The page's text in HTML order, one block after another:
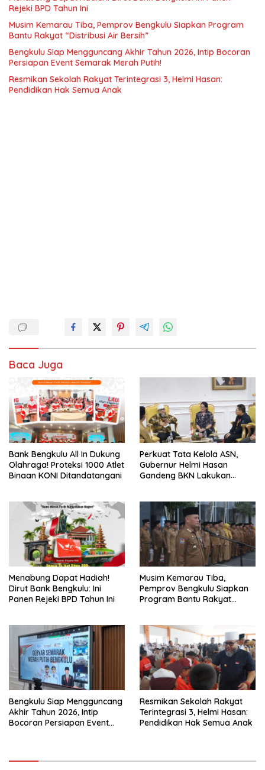
Rejeki BPD Tahun Ini
Musim Kemarau Tiba, Pemprov Bengkulu Siapkan Program
Bantu Rakyat “Distribusi Air Bersih”
Bengkulu Siap Mengguncang Akhir Tahun 2026, Intip Bocoran
Persiapan Event Semarak Merah Putih!
Resmikan Sekolah Rakyat Terintegrasi 3, Helmi Hasan:
Pendidikan Hak Semua Anak
Baca Juga
Bank Bengkulu All In Dukung
Olahraga! Proteksi 1000 Atlet
Binaan KONI Ditandatangani
Perkuat Tata Kelola ASN,
Gubernur Helmi Hasan
Gandeng BKN Lakukan
Menabung Dapat Hadiah!
Dirut Bank Bengkulu: Ini
Panen Rejeki BPD Tahun Ini
Musim Kemarau Tiba,
Pemprov Bengkulu Siapkan
Program Bantu Rakyat
Bengkulu Siap Mengguncang
Akhir Tahun 2026, Intip
Bocoran Persiapan Event
Resmikan Sekolah Rakyat
Terintegrasi 3, Helmi Hasan:
Pendidikan Hak Semua Anak